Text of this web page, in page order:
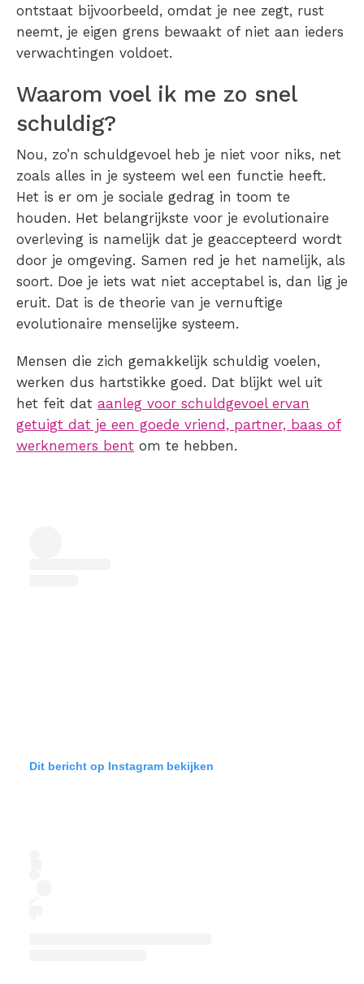
ontstaat bijvoorbeeld, omdat je nee zegt, rust
neemt, je eigen grens bewaakt of niet aan ieders
verwachtingen voldoet.
Waarom voel ik me zo snel
schuldig?
Nou, zo’n schuldgevoel heb je niet voor niks, net
zoals alles in je systeem wel een functie heeft.
Het is er om je sociale gedrag in toom te
houden. Het belangrijkste voor je evolutionaire
overleving is namelijk dat je geaccepteerd wordt
door je omgeving. Samen red je het namelijk, als
soort. Doe je iets wat niet acceptabel is, dan lig je
eruit. Dat is de theorie van je vernuftige
evolutionaire menselijke systeem.
Mensen die zich gemakkelijk schuldig voelen,
werken dus hartstikke goed. Dat blijkt wel uit
het feit dat aanleg voor schuldgevoel ervan
getuigt dat je een goede vriend, partner, baas of
werknemers bent om te hebben.
Dit bericht op Instagram bekijken